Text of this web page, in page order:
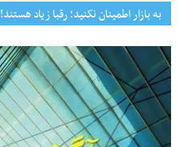
به بازار اطمینان نکنید؛ رقبا زیاد هستند!